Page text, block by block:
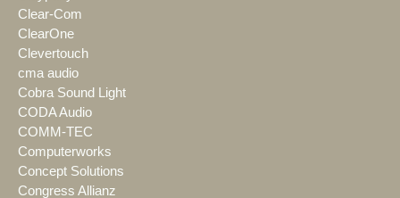
Clear-Com
ClearOne
Clevertouch
cma audio
Cobra Sound Light
CODA Audio
COMM-TEC
Computerworks
Concept Solutions
Congress Allianz